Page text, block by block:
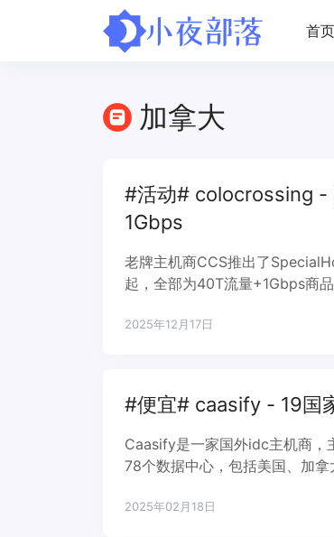
首页
加拿大
#活动# colocrossing -
1Gbps
老牌主机商CCS推出了
起，全部为40T流量+1Gbps商
2025年12月17日
#便宜# caasify - 19国
Caasify是一家国外idc主机商，
78个数据中心，包括美国、加
2025年02月18日